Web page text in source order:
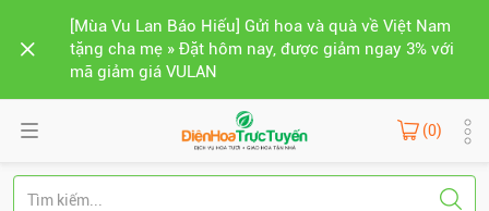
[Mùa Vu Lan Báo Hiếu] Gửi hoa và quà về Việt Nam
tặng cha mẹ » Đặt hôm nay, được giảm ngay 3% với
mã giảm giá VULAN
(0)